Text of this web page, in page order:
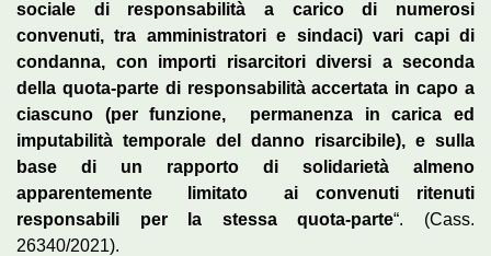
sociale di responsabilità a carico di numerosi
convenuti, tra amministratori e sindaci) vari capi di
condanna, con importi risarcitori diversi a seconda
della quota-parte di responsabilità accertata in capo a
ciascuno (per funzione, permanenza in carica ed
imputabilità temporale del danno risarcibile), e sulla
base di un rapporto di solidarietà almeno
apparentemente limitato ai convenuti ritenuti
responsabili per la stessa quota-parte“. (Cass.
26340/2021).